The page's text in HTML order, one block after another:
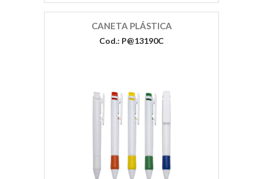
CANETA PLÁSTICA
Cod.: P@13190C